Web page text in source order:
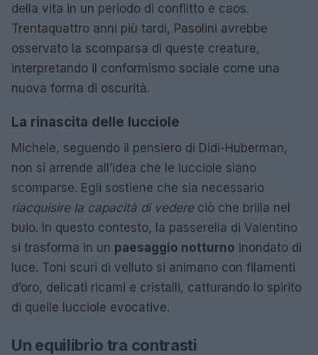
della vita in un periodo di conflitto e caos.
Trentaquattro anni più tardi, Pasolini avrebbe
osservato la scomparsa di queste creature,
interpretando il conformismo sociale come una
nuova forma di oscurità.
La rinascita delle lucciole
Michele, seguendo il pensiero di Didi-Huberman,
non si arrende all’idea che le lucciole siano
scomparse. Egli sostiene che sia necessario
riacquisire la capacità di vedereciò che brilla nel
buio. In questo contesto, la passerella di Valentino
si trasforma in un paesaggio notturno inondato di
luce. Toni scuri di velluto si animano con filamenti
d’oro, delicati ricami e cristalli, catturando lo spirito
di quelle lucciole evocative.
Un equilibrio tra contrasti